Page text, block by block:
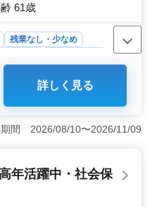
61歳
残業なし・少なめ
経験5年以上必須。経験を
。国産車中心の業務でス
時間程度でプライベート
択可能。 雇用、労災、
福利厚生も充実。
詳しく見る
間 2026/08/10〜2026/11/09
年活躍中・社会保